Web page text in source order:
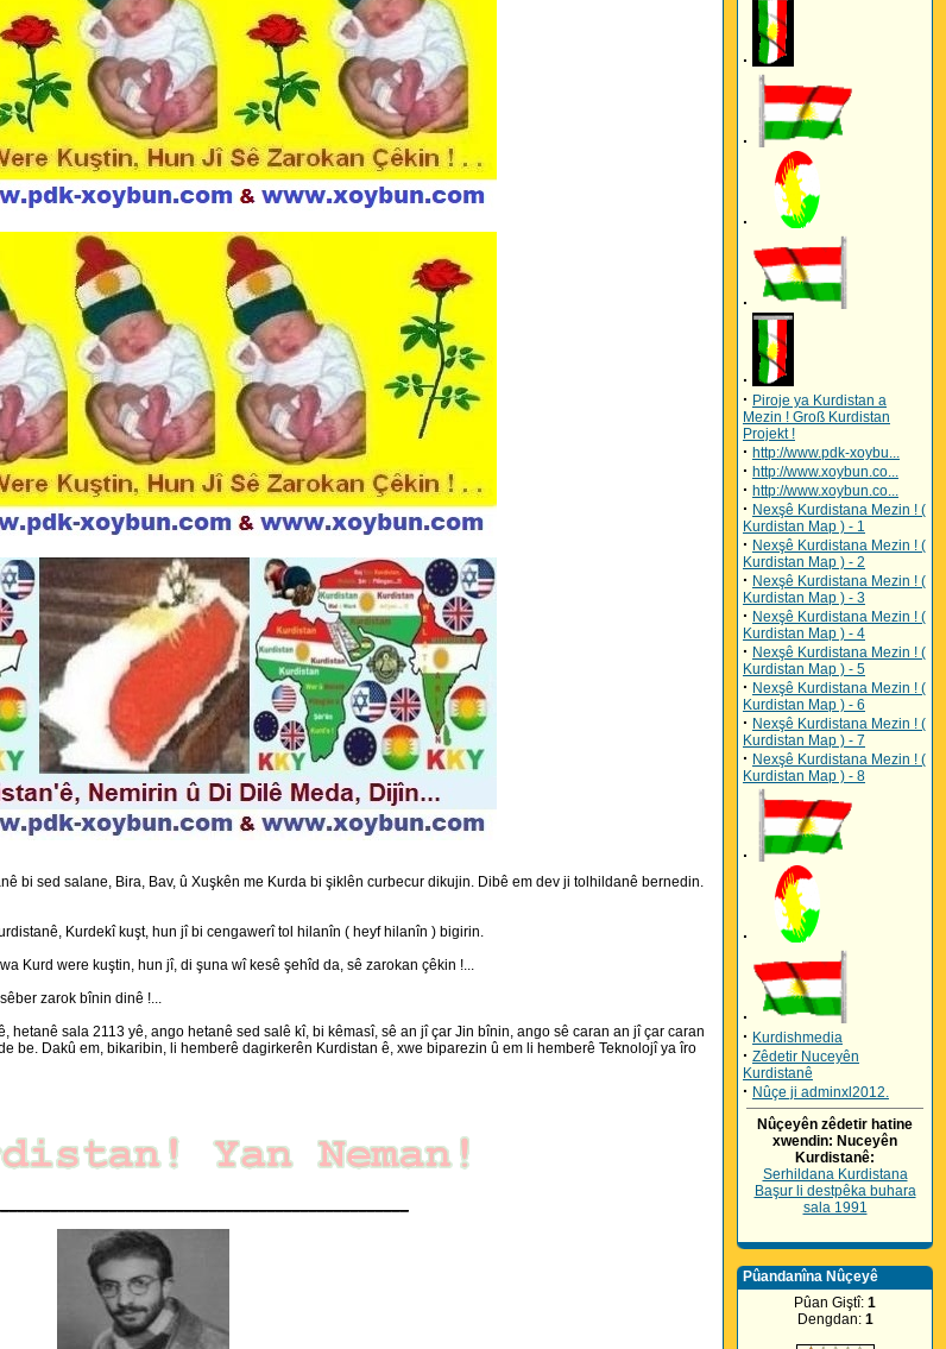
bi sed salane, Bira, Bav, û Xuşkên me Kurda bi şiklên curbecur dikujin. Dibê em dev ji tolhildanê bernedin.
Kurdekî kuşt, hun jî bi cengawerî tol hilanîn ( heyf hilanîn ) bigirin.
Kurd were kuştin, hun jî, di şuna wî kesê şehîd da, sê zarokan çêkin !...
zarok bînin dinê !...
sala 2113 yê, ango hetanê sed salê kî, bi kêmasî, sê an jî çar Jin bînin, ango sê caran an jî çar caran
be. Dakû em, bikaribin, li hemberê dagirkerên Kurdistan ê, xwe biparezin û em li hemberê Teknolojî ya îro
·
·
·
·
·
· Piroje ya Kurdistan a
Mezin ! Groß Kurdistan
Projekt !
· http://www.pdk-xoybu...
· http://www.xoybun.co...
· http://www.xoybun.co...
· Nexşê Kurdistana Mezin ! (
Kurdistan Map ) - 1
· Nexşê Kurdistana Mezin ! (
Kurdistan Map ) - 2
· Nexşê Kurdistana Mezin ! (
Kurdistan Map ) - 3
· Nexşê Kurdistana Mezin ! (
Kurdistan Map ) - 4
· Nexşê Kurdistana Mezin ! (
Kurdistan Map ) - 5
· Nexşê Kurdistana Mezin ! (
Kurdistan Map ) - 6
· Nexşê Kurdistana Mezin ! (
Kurdistan Map ) - 7
· Nexşê Kurdistana Mezin ! (
Kurdistan Map ) - 8
·
·
·
· Kurdishmedia
· Zêdetir Nuceyên
Kurdistanê
· Nûçe ji adminxl2012.
Nûçeyên zêdetir hatine
xwendin: Nuceyên
Kurdistanê:
Serhildana Kurdistana
Başur li destpêka buhara
sala 1991
Pûandanîna Nûçeyê
Pûan Giştî: 1
Dengdan: 1